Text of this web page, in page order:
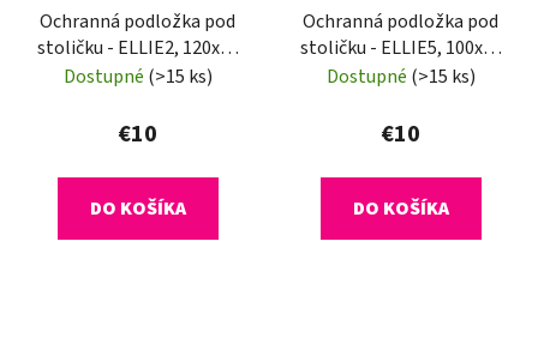
Ochranná podložka pod
stoličku - ELLIE2, 120x90
cm, 0,5 mm
Dostupné (>15 ks)
€10
DO KOŠÍKA
Ochranná podložka pod
stoličku - ELLIE5, 100x50
cm, 0,8 mm
Dostupné (>15 ks)
€10
DO KOŠÍKA